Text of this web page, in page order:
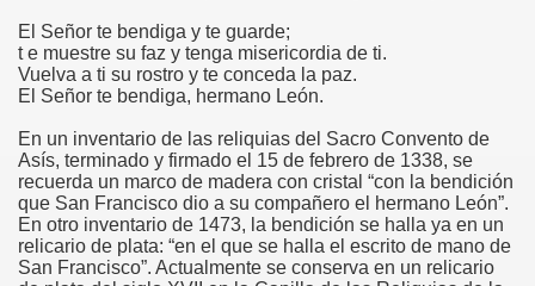
El Señor te bendiga y te guarde;
t e muestre su faz y tenga misericordia de ti.
Vuelva a ti su rostro y te conceda la paz.
El Señor te bendiga, hermano León.
En un inventario de las reliquias del Sacro Convento de
Asís, terminado y firmado el 15 de febrero de 1338, se
recuerda un marco de madera con cristal “con la bendición
que San Francisco dio a su compañero el hermano León”.
En otro inventario de 1473, la bendición se halla ya en un
relicario de plata: “en el que se halla el escrito de mano de
San Francisco”. Actualmente se conserva en un relicario